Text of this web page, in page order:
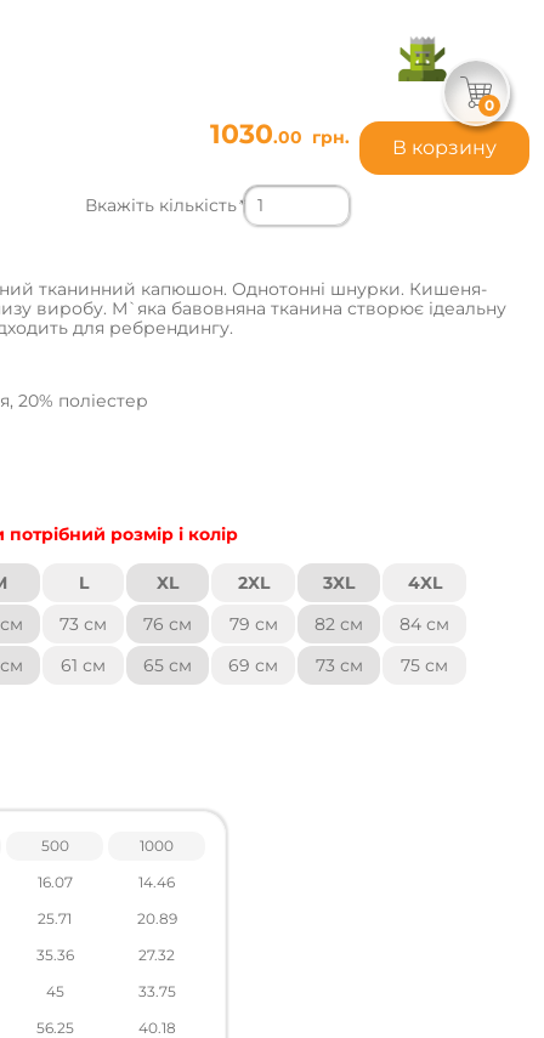
1030.00 грн.
Вкажіть кількість*
тканинний капюшон. Однотонні шнурки. Кишеня-
виробу. М`яка бавовняна тканина створює ідеальну
для ребрендингу.
20% поліестер
розмір і колір
L XL 2XL 3XL
4XL
73 см 76 см 79 см 82 см
84 см
61 см 65 см 69 см 73 см 75 см
і вимірюйте прямо в низ, включаючи подоли
через грудну клітини.
В корзину
500
1000
16.07
14.46
25.71
20.89
35.36
27.32
45
33.75
56.25
40.18
0